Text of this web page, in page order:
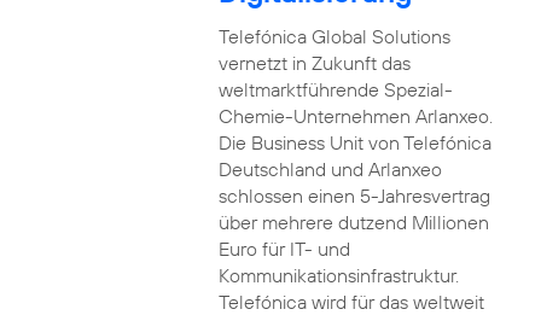
Telefónica Global Solutions
vernetzt in Zukunft das
weltmarktführende Spezial-
Chemie-Unternehmen Arlanxeo.
Die Business Unit von Telefónica
Deutschland und Arlanxeo
schlossen einen 5-Jahresvertrag
über mehrere dutzend Millionen
Euro für IT- und
Kommunikationsinfrastruktur.
Telefónica wird für das weltweit